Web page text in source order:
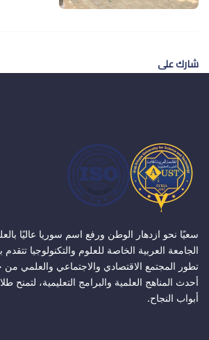
شارك على
سعيًا نحو ازدهار الوطن ورفع اسم سوريا عاليًا
الجامعة العربية الخاصة للعلوم والتكنولوجيا
تطور المجتمع الاقتصادي والاجتماعي والعلمي من
أحدث المناهج العلمية والبرامج التعليمية، لتمنح
أبواب النجاح.